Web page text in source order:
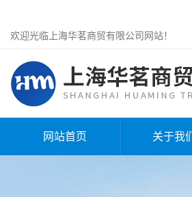
欢迎光临上海华茗商贸有限公司网站！
网站首页 关于我们